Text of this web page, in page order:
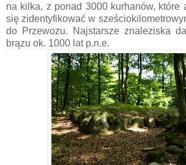
na kilka, z ponad 3000 kurhanów, które
się zidentyfikować w
do Przewozu. Najstarsze znaleziska
brązu ok. 1000 lat p.n.e.